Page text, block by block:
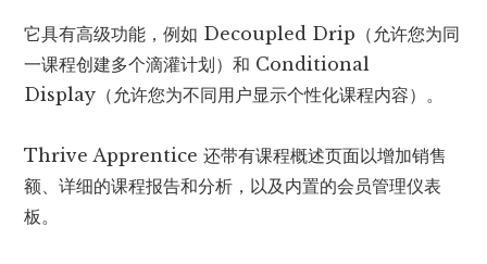
它具有高级功能，例如 Decoupled Drip（允许您为同
一课程创建多个滴灌计划）和 Conditional
Display（允许您为不同用户显示个性化课程内容）。
Thrive Apprentice 还带有课程概述页面以增加销售
额、详细的课程报告和分析，以及内置的会员管理仪表
板。